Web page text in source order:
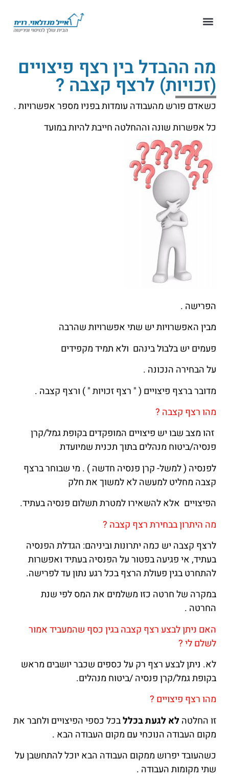
מה ההבדל בין רצף פיצויים
(זכויות) לרצף קצבה ?
כשאדם פורש מהעבודה עומדות בפניו מספר אפשרויות .
כל אפשרות שונה וההחלטה חייבת להיות במועד
הפרישה .
מבין האפשרויות יש שתי אפשרויות שהרבה
פעמים יש בלבול בינהם ולא תמיד מקפידים
על הבחירה הנכונה .
מדובר ברצף פיצויים ( " רצף זכויות " ) ורצף קצבה .
מהו רצף קצבה ?
זהו מצב שבו יש פיצויים המופקדים בקופת גמל/קרן
פנסיה/ביטוח מנהלים בתוך תכנית שמיועדת
לפנסיה ( למשל- קרן פנסיה חדשה ) . מי שבוחר ברצף
קצבה מחליט למעשה לא למשוך את חלק
הפיצויים אלא להשאירו למטרת תשלום פנסיה בעתיד.
מה היתרון בבחירת רצף קצבה ?
לרצף קצבה יש כמה יתרונות וביניהם: הגדלת הפנסיה
בעתיד, אי פגיעה בפטור על הפנסיה בעתיד ואפשרות
להתחרט בגין פעולת הרצף בכל רגע נתון עד לפרישה.
במקרה של חרטה כזו משלמים את המס לפי שנת
החרטה .
האם ניתן לבצע רצף קצבה בגין כסף שהמעביד אמור
לשלם לי ?
לא. ניתן לבצע רצף רק על כספים שכבר יושבים מראש
בקופת גמל/קרן פנסיה /ביטוח מנהלים.
מהו רצף פיצויים ?
זו החלטהלא לגעת בכללבכל כספי הפיצויים ולחבר את
מקום העבודה הנוכחי עם מקום העבודה הבא .
כשהעובד יפרוש ממקום העבודה הבא יוכל להתחשבן על
שתי מקומות העבודה .